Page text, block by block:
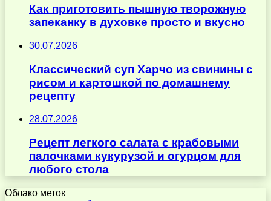
Как приготовить пышную творожную
запеканку в духовке просто и вкусно
30.07.2026
Классический суп Харчо из свинины с
рисом и картошкой по домашнему
рецепту
28.07.2026
Рецепт легкого салата с крабовыми
палочками кукурузой и огурцом для
любого стола
Облако меток